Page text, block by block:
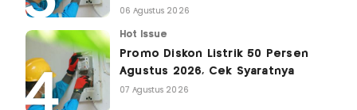
06 Agustus 2026
Hot Issue
Promo Diskon Listrik 50 Persen
Agustus 2026, Cek Syaratnya
07 Agustus 2026